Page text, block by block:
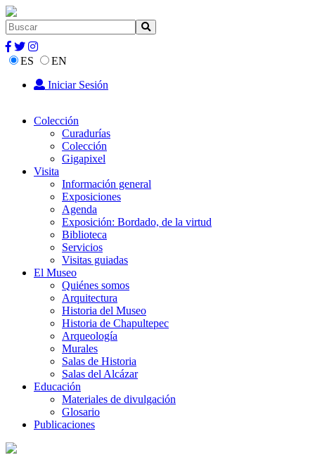
ES
EN
Iniciar Sesión
Colección
Curadurías
Colección
Gigapixel
Visita
Información general
Exposiciones
Agenda
Exposición: Bordado, de la virtud
Biblioteca
Servicios
Visitas guiadas
El Museo
Quiénes somos
Arquitectura
Historia del Museo
Historia de Chapultepec
Arqueología
Murales
Salas de Historia
Salas del Alcázar
Educación
Materiales de divulgación
Glosario
Publicaciones